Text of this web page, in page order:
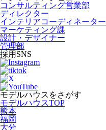
コンサルティング営業部
ディレクター
インテリアコーディネーター
マーケティング課
設計・デザイナー
管理部
採用SNS
モデルハウスをさがす
モデルハウスTOP
熊本
福岡
大分